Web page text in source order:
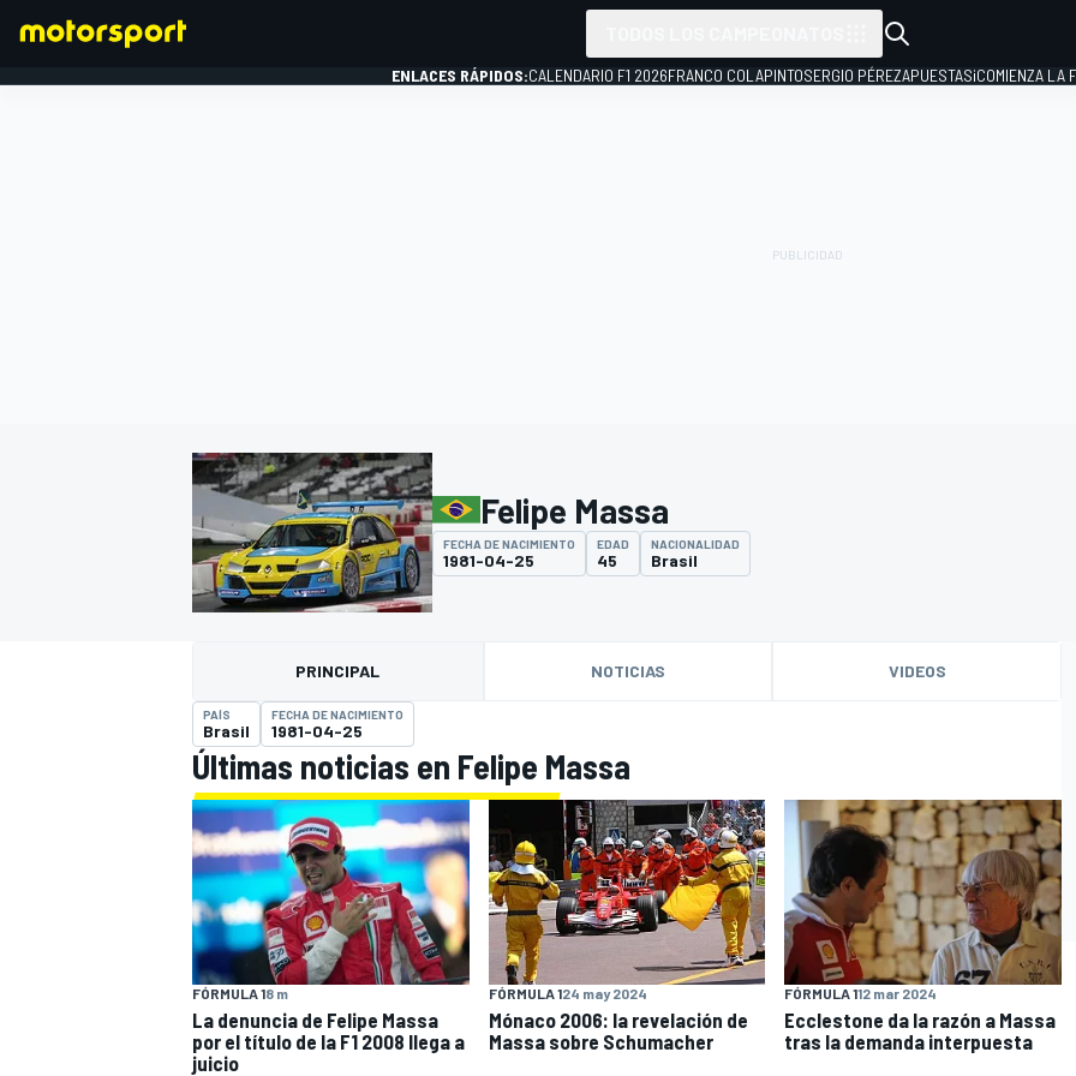
INDYCAR
MOTOGP
ENLACES RÁPIDOS:CALENDARIO F1 2026FRANCO COLAPINTOSERGIO PÉREZAPUESTAS¡COMIENZA LA
Felipe Massa
FECHA DE NACIMIENTO
1981-04-25
EDAD
45
NACIONALIDAD
Brasil
PRINCIPAL NOTICIAS VIDEOS
PAÍS
Brasil
FECHA DE NACIMIENTO
1981-04-25
Últimas noticias en Felipe Massa
FÓRMULA 18 m
La denuncia de Felipe Massa
por el título de la F1 2008 llega a
juicio
FÓRMULA 124 may 2024
Mónaco 2006: la revelación de
Massa sobre Schumacher
FÓRMULA 112 mar 2024
Ecclestone da la razón a Massa
tras la demanda interpuesta